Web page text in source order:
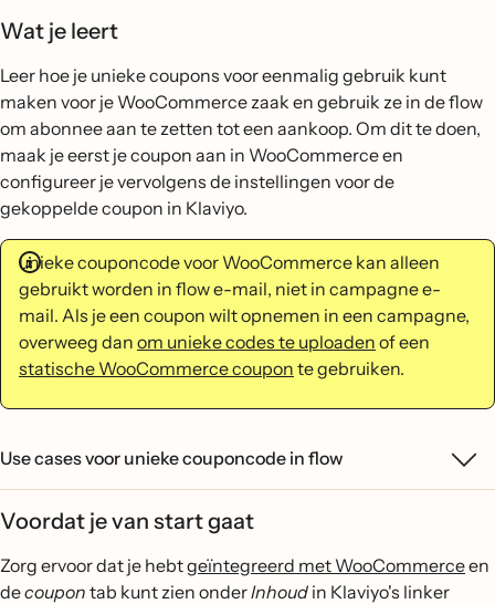
Wat je leert
Leer hoe je unieke coupons voor eenmalig gebruik kunt
maken voor je WooCommerce zaak en gebruik ze in de flow
om abonnee aan te zetten tot een aankoop. Om dit te doen,
maak je eerst je coupon aan in WooCommerce en
configureer je vervolgens de instellingen voor de
gekoppelde coupon in Klaviyo.
unieke couponcode voor WooCommerce kan alleen
gebruikt worden in flow e-mail, niet in campagne e-
mail. Als je een coupon wilt opnemen in een campagne,
overweeg dan om unieke codes te uploaden of een
statische WooCommerce coupon te gebruiken.
Use cases voor unieke couponcode in flow
Voordat je van start gaat
Zorg ervoor dat je hebtgeïntegreerd met WooCommerceen
decoupon tab kunt zien onderInhoud in Klaviyo's linker